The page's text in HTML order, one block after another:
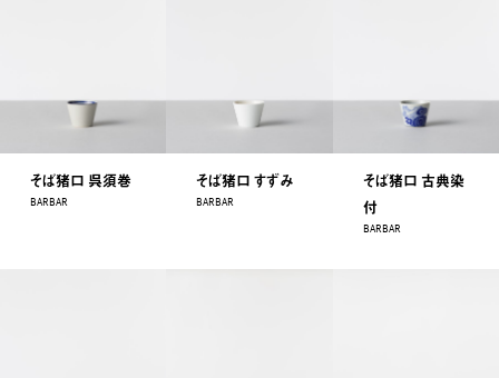
そば猪口 呉須巻
BARBAR
そば猪口 すずみ
BARBAR
そば猪口 古典染
付
BARBAR